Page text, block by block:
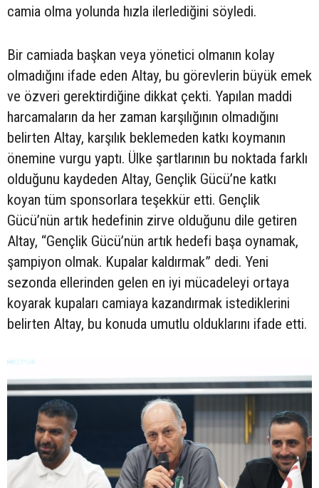
camia olma yolunda hızla ilerlediğini söyledi.
Bir camiada başkan veya yönetici olmanın kolay
olmadığını ifade eden Altay, bu görevlerin büyük emek
ve özveri gerektirdiğine dikkat çekti. Yapılan maddi
harcamaların da her zaman karşılığının olmadığını
belirten Altay, karşılık beklemeden katkı koymanın
önemine vurgu yaptı. Ülke şartlarının bu noktada farklı
olduğunu kaydeden Altay, Gençlik Gücü’ne katkı
koyan tüm sponsorlara teşekkür etti. Gençlik
Gücü’nün artık hedefinin zirve olduğunu dile getiren
Altay, “Gençlik Gücü’nün artık hedefi başa oynamak,
şampiyon olmak. Kupalar kaldırmak” dedi. Yeni
sezonda ellerinden gelen en iyi mücadeleyi ortaya
koyarak kupaları camiaya kazandırmak istediklerini
belirten Altay, bu konuda umutlu olduklarını ifade etti.